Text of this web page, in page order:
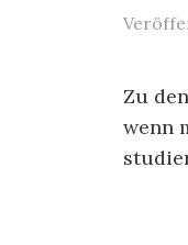
Zu
wenn